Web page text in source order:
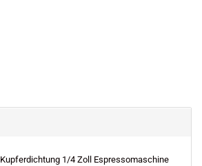
Kupferdichtung 1/4 Zoll Espressomaschine